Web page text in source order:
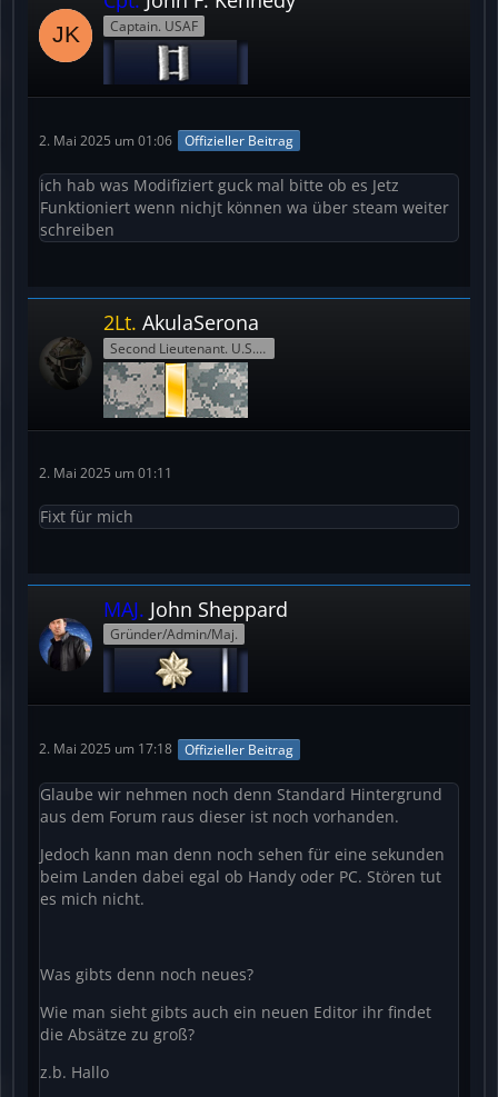
Captain. USAF
2. Mai 2025 um 01:06 Offizieller Beitrag
ich hab was Modifiziert guck mal bitte ob es Jetz
Funktioniert wenn nichjt können wa über steam weiter
schreiben
2Lt. AkulaSerona
Second Lieutenant. U.S.Army
2. Mai 2025 um 01:11
Fixt für mich
MAJ. John Sheppard
Gründer/Admin/Maj.
2. Mai 2025 um 17:18 Offizieller Beitrag
Glaube wir nehmen noch denn Standard Hintergrund
aus dem Forum raus dieser ist noch vorhanden.
Jedoch kann man denn noch sehen für eine sekunden
beim Landen dabei egal ob Handy oder PC. Stören tut
es mich nicht.
Was gibts denn noch neues?
Wie man sieht gibts auch ein neuen Editor ihr findet
die Absätze zu groß?
z.b. Hallo